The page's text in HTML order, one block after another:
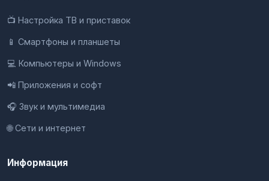
📺 Настройка ТВ и приставок
📱 Смартфоны и планшеты
💻 Компьютеры и Windows
📲 Приложения и софт
🎧 Звук и мультимедиа
🌐 Сети и интернет
Информация